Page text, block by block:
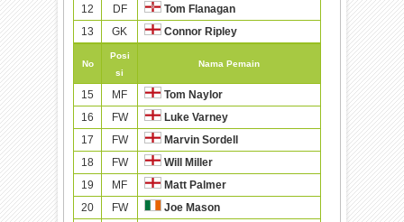
12
DF
Tom Flanagan
13
GK Connor Ripley
No
Posi
si
Nama Pemain
15 MF
Tom Naylor
16
FW
Luke Varney
17
FW
Marvin Sordell
18
FW
Will Miller
19
MF
Matt Palmer
20
FW
Joe Mason